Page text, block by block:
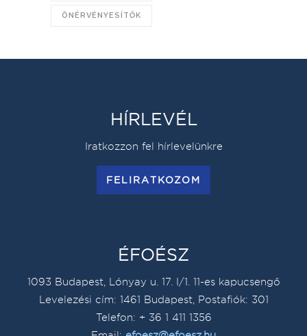
ÖNÉRVÉNYESÍTŐK
HÍRLEVÉL
Iratkozzon fel hírlevelünkre
FELIRATKOZOM
ÉFOÉSZ
1093 Budapest, Lónyay u. 17. I/1. 11-es kapucsengő
Levelezési cím: 1461 Budapest, Postafiók: 301
Telefon: + 36 1 411 1356